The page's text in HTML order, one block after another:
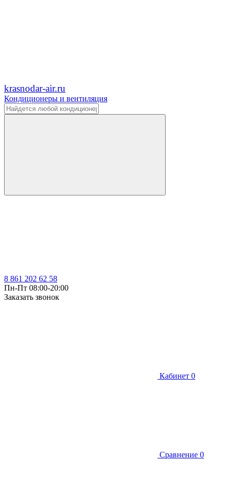
krasnodar-air.ru
Кондиционеры и вентиляция
8 861 202 62 58
Пн-Пт 08:00-20:00
Заказать звонок
Кабинет 0
Сравнение 0